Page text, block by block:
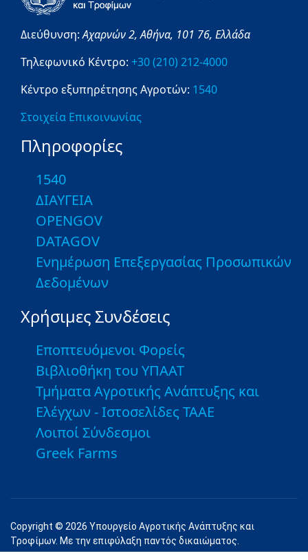
Διεύθυνση:Αχαρνών 2,Αθήνα, 101 76, Ελλάδα
Τηλεφωνικό Κέντρο: +30 (210) 212-4000
Κέντρο εξυπηρέτησης Αγροτών: 1540
Στοιχεία Επικοινωνίας
Πληροφορίες
1540
ΔΙΑΥΓΕΙΑ
OPENGOV
DATAGOV
Ενημέρωση Επεξεργασίας Προσωπικών
Δεδομένων
Χρήσιμες Συνδέσεις
Εποπτευόμενοι Φορείς
Βιβλιοθήκη του ΥΠΑΑΤ
Τμήματα Αγροτικής Ανάπτυξης και
Ελέγχων - Ιστοσελίδες ΤΑΑΕ
Λοιποί Σύνδεσμοι
Greek Farms
Copyright © 2026 Υπουργείο Αγροτικής Ανάπτυξης και
Τροφίμων. Με την επιφύλαξη παντός δικαιώματος.